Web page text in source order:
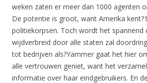
weken zaten er meer dan 1000 agenten
De potentie is groot, want Amerika
politiekorpsen. Toch wordt het spannend
wijdverbreid door alle staten zal
tot bedrijven als?Yammer gaat het hier
alle vertrouwen geniet, want het
informatie over haar eindgebruikers. En